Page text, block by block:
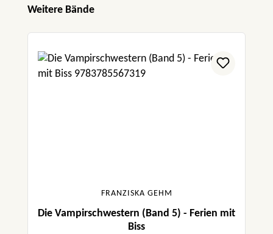
Produktgalerie überspringen
Weitere Bände
FRANZISKA GEHM
Die Vampirschwestern (Band 5) - Ferien mit
Biss